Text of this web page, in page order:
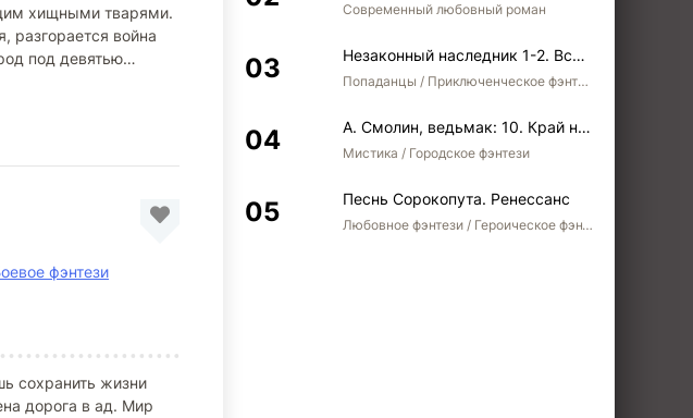
хищными тварями.
разгорается война
под девятью
фэнтези
сохранить жизни
дорога в ад. Мир
Современный любовный роман
Незаконный наследник 1-2. Вспомнить, кем был. Стать собой. Остаться собой
Попаданцы / Приключенческое фэнтези / Боевое фэнтези / Юмористическое фэнтези
А. Смолин, ведьмак: 10. Край неба
Мистика / Городское фэнтези
Песнь Сорокопута. Ренессанс
Любовное фэнтези / Героическое фэнтези